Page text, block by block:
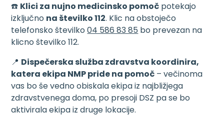
☎️ Klici za nujno medicinsko pomoč potekajo
izključno na številko 112. Klic na obstoječo
telefonsko številko04 586 83 85 bo prevezan na
klicno številko 112.
📍 Dispečerska služba zdravstva koordinira,
katera ekipa NMP pride na pomoč – večinoma
vas bo še vedno obiskala ekipa iz najbližjega
zdravstvenega doma, po presoji DSZ pa se bo
aktivirala ekipa iz druge lokacije.